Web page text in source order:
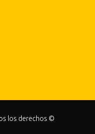
los derechos ©